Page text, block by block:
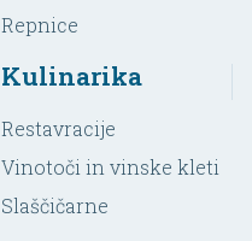
Repnice
Kulinarika
Restavracije
Vinotoči in vinske kleti
Slaščičarne